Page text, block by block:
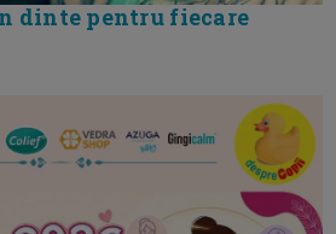
dinte pentru fiecare